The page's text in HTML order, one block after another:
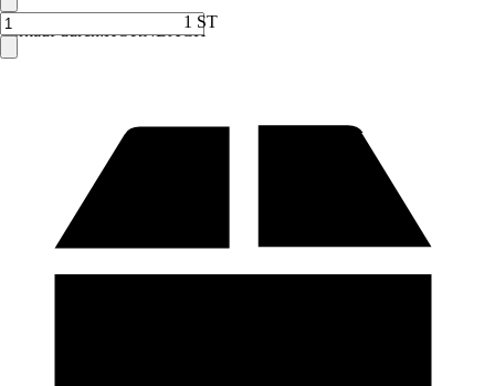
Verkauf durch:HORNBACH
1 ST